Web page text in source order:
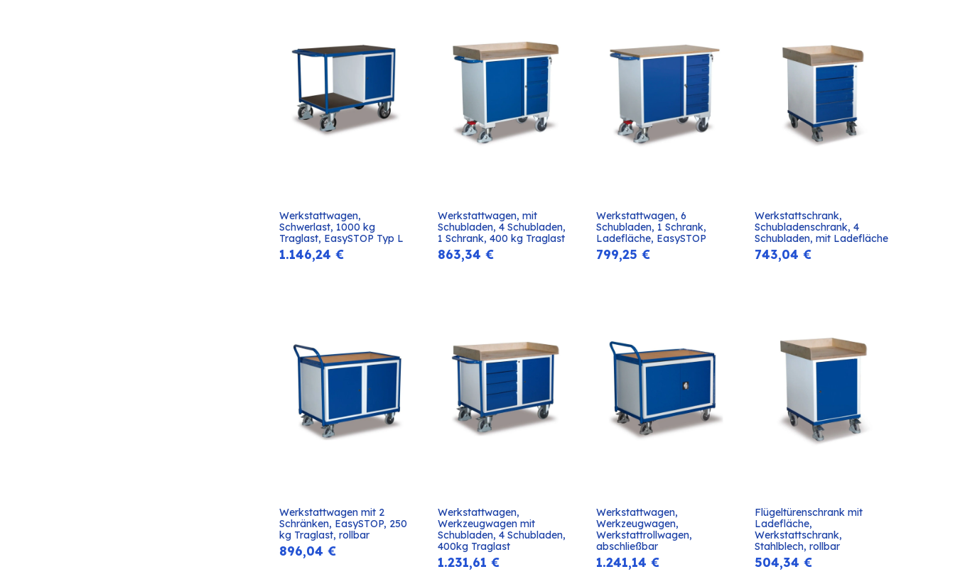
In den
Warenkorb
Werkstattwagen,
Schwerlast, 1000 kg
Traglast, EasySTOP Typ L
1.146,24 €
In den
Warenkorb
Werkstattwagen, mit
Schubladen, 4 Schubladen,
1 Schrank, 400 kg Traglast
863,34 €
In den
Warenkorb
Werkstattwagen, 6
Schubladen, 1 Schrank,
Ladefläche, EasySTOP
799,25 €
In den
Warenkorb
Werkstattschrank,
Schubladenschrank, 4
Schubladen, mit Ladefläche
743,04 €
In den
Warenkorb
Werkstattwagen mit 2
Schränken, EasySTOP, 250
kg Traglast, rollbar
896,04 €
In den
Warenkorb
Werkstattwagen,
Werkzeugwagen mit
Schubladen, 4 Schubladen,
400kg Traglast
1.231,61 €
In den
Warenkorb
Werkstattwagen,
Werkzeugwagen,
Werkstattrollwagen,
abschließbar
1.241,14 €
In den
Warenkorb
Flügeltürenschrank mit
Ladefläche,
Werkstattschrank,
Stahlblech, rollbar
504,34 €